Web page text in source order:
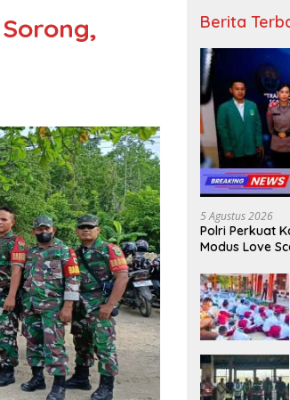
Berita
5 Agustus 2026
Polri Perkuat
Modus Love